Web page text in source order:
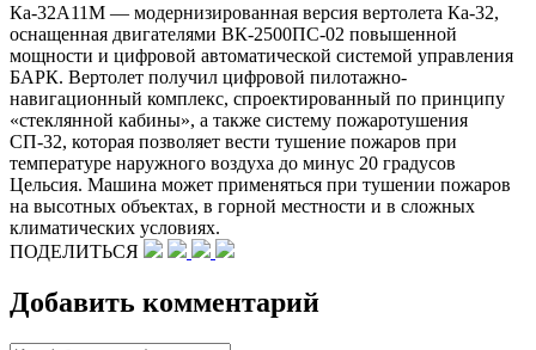
Ка-32А11М — модернизированная версия вертолета Ка-32,
оснащенная двигателями ВК-2500ПС-02 повышенной
мощности и цифровой автоматической системой управления
БАРК. Вертолет получил цифровой пилотажно-
навигационный комплекс, спроектированный по принципу
«стеклянной кабины», а также систему пожаротушения
СП-32, которая позволяет вести тушение пожаров при
температуре наружного воздуха до минус 20 градусов
Цельсия. Машина может применяться при тушении пожаров
на высотных объектах, в горной местности и в сложных
климатических условиях.
ПОДЕЛИТЬСЯ
Добавить комментарий